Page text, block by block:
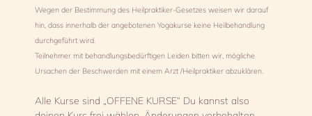
Wegen der Bestimmung des Heilpraktiker-Gesetzes weisen wir darauf
hin, dass innerhalb der angebotenen Yogakurse keine Heilbehandlung
durchgeführt wird.
Teilnehmer mit behandlungsbedürftigen Leiden bitten wir, mögliche
Ursachen der Beschwerden mit einem Arzt /Heilpraktiker abzuklären.
Alle Kurse sind „OFFENE KURSE“ Du kannst also